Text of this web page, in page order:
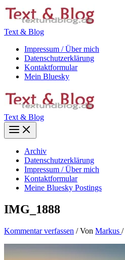
Zum
Inhalt
Text & Blog
Impressum / Über mich
Datenschutzerklärung
Kontaktformular
Mein Bluesky
Text & Blog
Main
Menu
Archiv
Datenschutzerklärung
Impressum / Über mich
Kontaktformular
Meine Bluesky Postings
IMG_1888
Kommentar verfassen / Von Markus /